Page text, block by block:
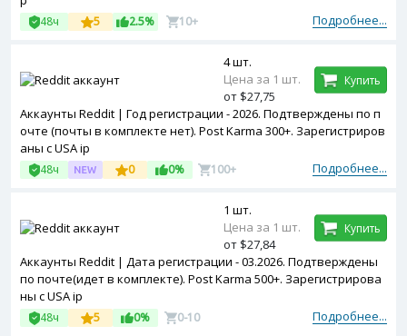
Подробнее...
48ч 5 2.5% 10+
Аккаунты Reddit | Год регистрации - 2026. Подтверждены по п
очте (почты в комплекте нет). Post Karma 300+. Зарегистриров
аны с USA ip
Подробнее...
48ч 0 0% 100+
4 шт.
Цена за 1 шт.
от $27,75
Купить
Аккаунты Reddit | Дата регистрации - 03.2026. Подтверждены
по почте(идет в комплекте). Post Karma 500+. Зарегистрирова
ны с USA ip
Подробнее...
48ч 5 0% 0-10
1 шт.
Цена за 1 шт.
от $27,84
Купить